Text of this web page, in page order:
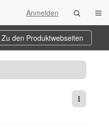
Anmelden
Zu den Produktwebseiten
Weitere